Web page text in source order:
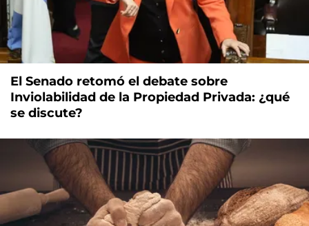
El Senado retomó el debate sobre
Inviolabilidad de la Propiedad Privada: ¿qué
se discute?